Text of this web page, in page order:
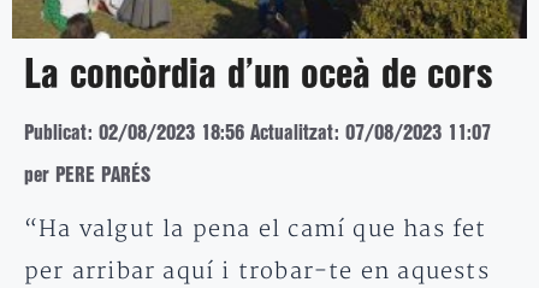
La concòrdia d’un oceà de cors
Publicat: 02/08/2023 18:56 Actualitzat: 07/08/2023 11:07
per PERE PARÉS
“Ha valgut la pena el camí que has fet
per arribar aquí i trobar-te en aquests